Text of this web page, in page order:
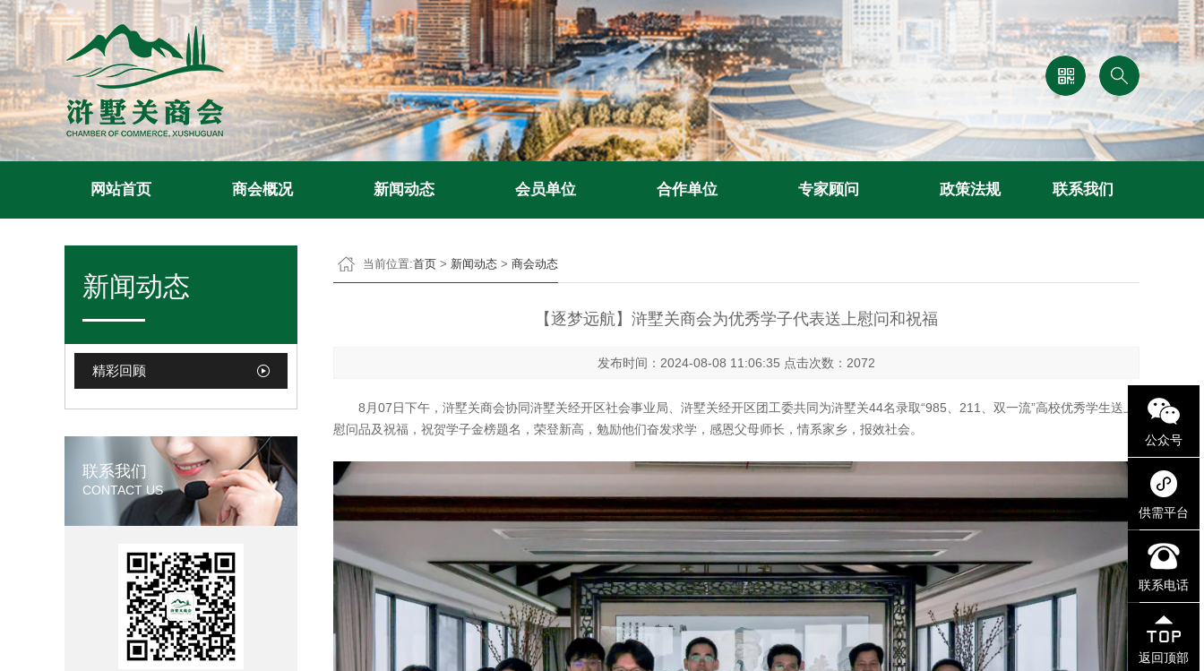
网站首页 商会概况 新闻动态 会员单位 合作单位 专家顾问 政策法规 联系我们
新闻动态
精彩回顾
联系我们
CONTACT US
当前位置:首页 > 新闻动态 > 商会动态
【逐梦远航】浒墅关商会为优秀学子代表送上慰问和祝福
发布时间：2024-08-08 11:06:35 点击次数：2072
8月07日下午，浒墅关商会协同浒墅关经开区社会事业局、浒墅关经开区团工委共同为浒墅关44名录取“985、211、双一流”高校优秀学生送上
慰问品及祝福，祝贺学子金榜题名，荣登新高，勉励他们奋发求学，感恩父母师长，情系家乡，报效社会。
公众号
供需平台
联系电话
返回顶部